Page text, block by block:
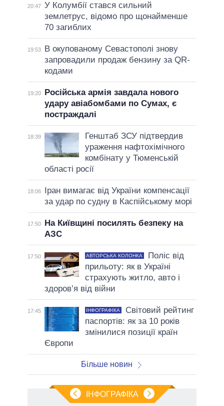
20:47 У Колумбії стався сильний
землетрус, відомо про щонайменше
70 загиблих
19:53
В окупованому Севастополі знову
запровадили продаж бензину за QR-
кодами
19:20
Російська армія завдала нового
удару авіабомбами по Сумах, є
постраждалі
18:39
Генштаб ЗСУ підтвердив
ураження нафтохімічного
комбінату у Тюменській
області росії
18:06
Іран вимагає від України компенсації
за удар по судну в Каспійському морі
17:50
На Київщині посилять безпеку на
АЗС
17:50 АВТОРСЬКА КОЛОНКА
Поліс від
прильоту: як в Україні
страхують житло, авто і
здоров’я від війни
17:45 ІНФОГРАФІКА
Світовий рейтинг
паспортів: як за 10 років
змінилися позиції країн
Європи
Більше новин
ІНФОГРАФІКА